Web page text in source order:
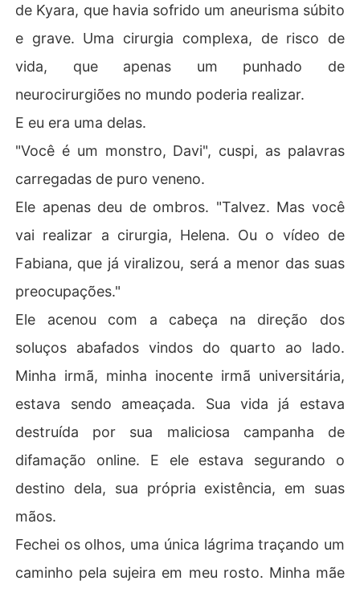
de Kyara, que havia sofrido um aneurisma súbito
e grave. Uma cirurgia complexa, de risco de
vida, que apenas um punhado de
neurocirurgiões no mundo poderia realizar.
E eu era uma delas.
"Você é um monstro, Davi", cuspi, as palavras
carregadas de puro veneno.
Ele apenas deu de ombros. "Talvez. Mas você
vai realizar a cirurgia, Helena. Ou o vídeo de
Fabiana, que já viralizou, será a menor das suas
preocupações."
Ele acenou com a cabeça na direção dos
soluços abafados vindos do quarto ao lado.
Minha irmã, minha inocente irmã universitária,
estava sendo ameaçada. Sua vida já estava
destruída por sua maliciosa campanha de
difamação online. E ele estava segurando o
destino dela, sua própria existência, em suas
mãos.
Fechei os olhos, uma única lágrima traçando um
caminho pela sujeira em meu rosto. Minha mãe